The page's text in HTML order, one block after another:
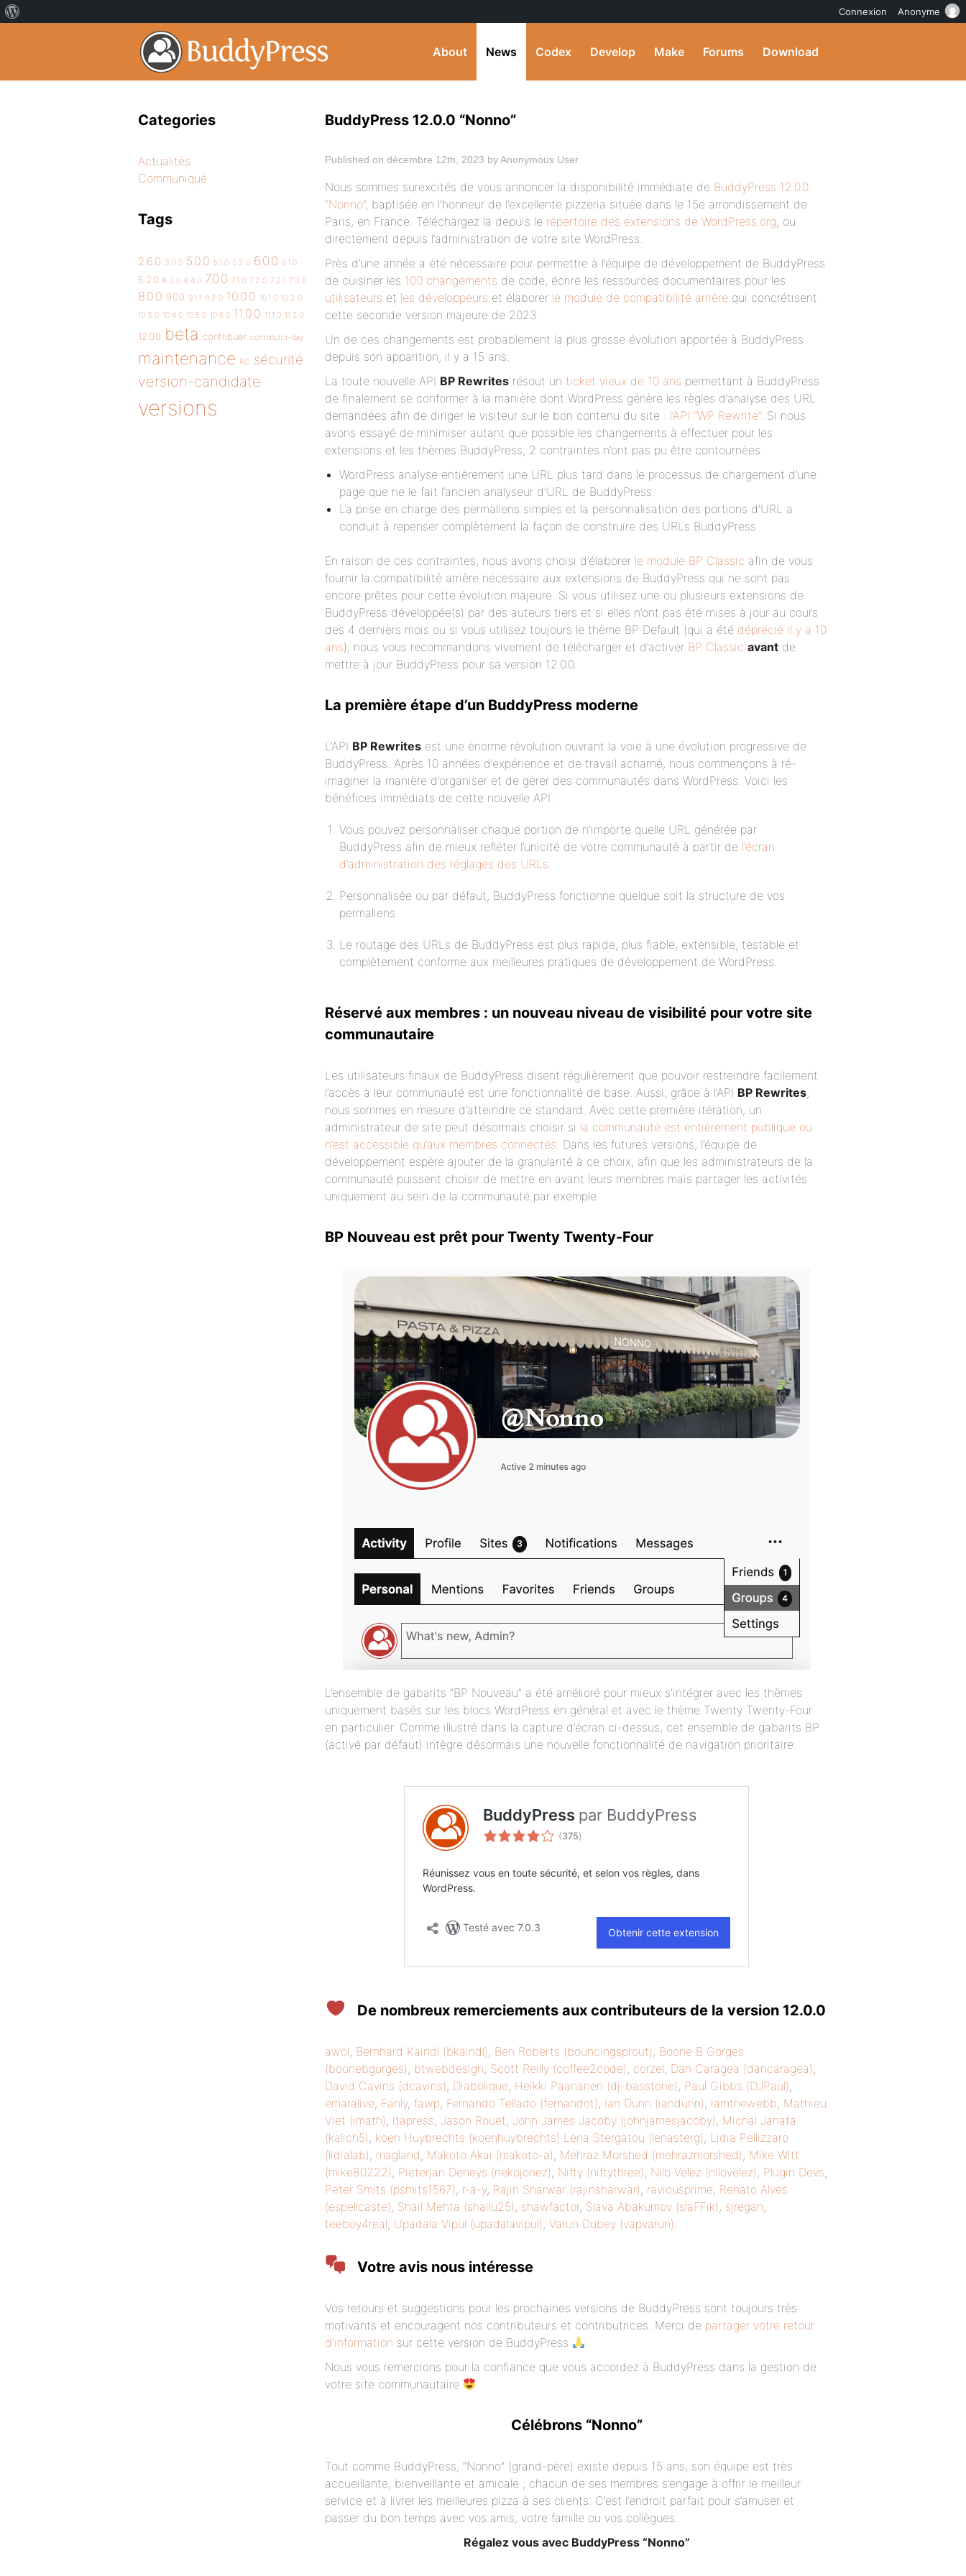
About News Codex Develop Make Forums Download
BuddyPress 12.0.0 “Nonno”
Published on décembre 12th, 2023 by Anonymous User
Nous sommes surexcités de vous annoncer la disponibilité immédiate de BuddyPress 12.0.0
“Nonno”, baptisée en l’honneur de l’excellente pizzeria située dans le 15e arrondissement de
Paris, en France. Téléchargez la depuis le répertoire des extensions de WordPress.org, ou
directement depuis l’administration de votre site WordPress.
Près d’une année a été nécessaire pour permettre à l’équipe de développement de BuddyPress
de cuisiner les 100 changements de code, écrire les ressources documentaires pour les
utilisateurs et les développeurs et élaborer le module de compatibilité arrière qui concrétisent
cette seconde version majeure de 2023.
Un de ces changements est probablement la plus grosse évolution apportée à BuddyPress
depuis son apparition, il y a 15 ans.
La toute nouvelle API BP Rewrites résout un ticket vieux de 10 ans permettant à BuddyPress
de finalement se conformer à la manière dont WordPress génère les règles d’analyse des URL
demandées afin de diriger le visiteur sur le bon contenu du site : l’API “WP Rewrite”. Si nous
avons essayé de minimiser autant que possible les changements à effectuer pour les
extensions et les thèmes BuddyPress, 2 contraintes n’ont pas pu être contournées :
WordPress analyse entièrement une URL plus tard dans le processus de chargement d’une
page que ne le fait l’ancien analyseur d’URL de BuddyPress.
La prise en charge des permaliens simples et la personnalisation des portions d’URL a
conduit à repenser complètement la façon de construire des URLs BuddyPress.
En raison de ces contraintes, nous avons choisi d’élaborer le module BP Classic afin de vous
fournir la compatibilité arrière nécessaire aux extensions de BuddyPress qui ne sont pas
encore prêtes pour cette évolution majeure. Si vous utilisez une ou plusieurs extensions de
BuddyPress développée(s) par des auteurs tiers et si elles n’ont pas été mises à jour au cours
des 4 derniers mois ou si vous utilisez toujours le thème BP Default (qui a été déprécié il y a 10
ans), nous vous recommandons vivement de télécharger et d’activer BP Classic avant de
mettre à jour BuddyPress pour sa version 12.0.0.
La première étape d’un BuddyPress moderne
L’API BP Rewrites est une énorme révolution ouvrant la voie à une évolution progressive de
BuddyPress. Après 10 années d’expérience et de travail acharné, nous commençons à ré-
imaginer la manière d’organiser et de gérer des communautés dans WordPress. Voici les
bénéfices immédiats de cette nouvelle API :
Vous pouvez personnaliser chaque portion de n’importe quelle URL générée par
BuddyPress afin de mieux refléter l’unicité de votre communauté à partir de l’écran
d’administration des réglages des URLs.
Personnalisée ou par défaut, BuddyPress fonctionne quelque soit la structure de vos
permaliens.
Le routage des URLs de BuddyPress est plus rapide, plus fiable, extensible, testable et
complètement conforme aux meilleures pratiques de développement de WordPress.
Réservé aux membres : un nouveau niveau de visibilité pour votre site
communautaire
Les utilisateurs finaux de BuddyPress disent régulièrement que pouvoir restreindre facilement
l’accès à leur communauté est une fonctionnalité de base. Aussi, grâce à l’API BP Rewrites,
nous sommes en mesure d’atteindre ce standard. Avec cette première itération, un
administrateur de site peut désormais choisir si la communauté est entièrement publique ou
n’est accessible qu’aux membres connectés. Dans les futures versions, l’équipe de
développement espère ajouter de la granularité à ce choix, afin que les administrateurs de la
communauté puissent choisir de mettre en avant leurs membres mais partager les activités
uniquement au sein de la communauté par exemple.
BP Nouveau est prêt pour Twenty Twenty-Four
L’ensemble de gabarits “BP Nouveau” a été amélioré pour mieux s’intégrer avec les thèmes
uniquement basés sur les blocs WordPress en général et avec le thème Twenty Twenty-Four
en particulier. Comme illustré dans la capture d’écran ci-dessus, cet ensemble de gabarits BP
(activé par défaut) intègre désormais une nouvelle fonctionnalité de navigation prioritaire.
De nombreux remerciements aux contributeurs de la version 12.0.0
awol, Bernhard Kaindl (bkaindl), Ben Roberts (bouncingsprout), Boone B Gorges
(boonebgorges), btwebdesign, Scott Reilly (coffee2code), corzel, Dan Caragea (dancaragea),
David Cavins (dcavins), Diabolique, Heikki Paananen (dj-basstone), Paul Gibbs (DJPaul),
emaralive, Fanly, fawp, Fernando Tellado (fernandot), Ian Dunn (iandunn), iamthewebb, Mathieu
Viet (imath), itapress, Jason Rouet, John James Jacoby (johnjamesjacoby), Michal Janata
(kalich5), koen Huybrechts (koenhuybrechts) Lena Stergatou (lenasterg), Lidia Pellizzaro
(lidialab), magland , Makoto Akai (makoto-a), Mehraz Morshed (mehrazmorshed), Mike Witt
(mike80222), Pieterjan Deneys (nekojonez), Nifty (niftythree), Nilo Velez (nilovelez), Plugin Devs,
Peter Smits (psmits1567), r-a-y, Rajin Sharwar (rajinsharwar), raviousprime, Renato Alves
(espellcaste), Shail Mehta (shailu25), shawfactor, Slava Abakumov (slaFFik), sjregan,
teeboy4real, Upadala Vipul (upadalavipul), Varun Dubey (vapvarun).
Votre avis nous intéresse
Vos retours et suggestions pour les prochaines versions de BuddyPress sont toujours très
motivants et encouragent nos contributeurs et contributrices. Merci de partager votre retour
d’information sur cette version de BuddyPress
Nous vous remercions pour la confiance que vous accordez à BuddyPress dans la gestion de
votre site communautaire
Célébrons “Nonno”
Tout comme BuddyPress, “Nonno” (grand-père) existe depuis 15 ans, son équipe est très
accueillante, bienveillante et amicale ; chacun de ses membres s’engage à offrir le meilleur
service et à livrer les meilleures pizza à ses clients. C’est l’endroit parfait pour s’amuser et
passer du bon temps avec vos amis, votre famille ou vos collègues.
Régalez vous avec BuddyPress “Nonno”
Categories
Actualités
Communiqué
Tags
2.6.0 3.0.0 5.0.0 5.1.0 5.2.0 6.0.0 6.1.0
6.2.0 6.3.0 6.4.0 7.0.0 7.1.0 7.2.0 7.2.1 7.3.0
8.0.0 9.0.0 9.1.1 9.2.0 10.0.0 10.1.0 10.2.0
10.3.0 10.4.0 10.5.0 10.6.0 11.0.0 11.1.0 11.2.0
12.0.0 beta contribuer contributor-day
maintenance RC sécurité
version-candidate
versions
Connexion Anonyme